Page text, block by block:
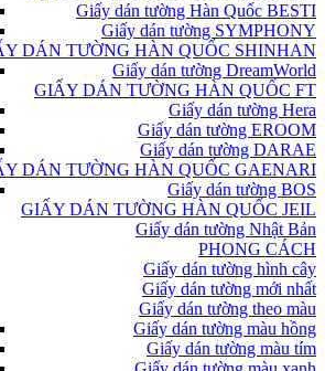
Giấy dán tường Hàn Quốc BESTI
Giấy dán tường SYMPHONY
DÁN TƯỜNG HÀN QUỐC SHINHAN
Giấy dán tường DreamWorld
GIẤY DÁN TƯỜNG HÀN QUỐC FT
Giấy dán tường Hera
Giấy dán tường EROOM
Giấy dán tường DARAE
DÁN TƯỜNG HÀN QUỐC GAENARI
Giấy dán tường BOS
GIẤY DÁN TƯỜNG HÀN QUỐC JEIL
Giấy dán tường Nhật Bản
PHONG CÁCH
Giấy dán tường hình cây
Giấy dán tường mới nhất
Giấy dán tường theo màu
Giấy dán tường màu hồng
Giấy dán tường màu tím